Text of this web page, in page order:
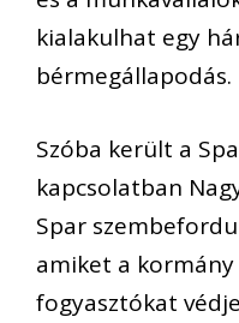
kialakulhat egy
bérmegállapodás.
Szóba került a
kapcsolatban
Spar
amiket a
fogyasztókat